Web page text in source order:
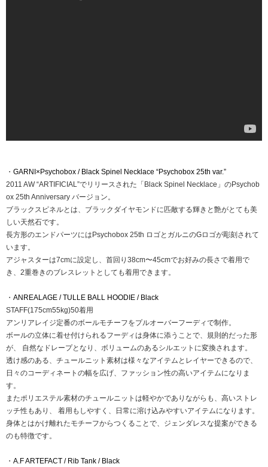
・ GARNI×Psychobox / Black Spinel Necklace “Psychobox 25th var.”
2011 AW “ARTIFICIAL”でリリースされた「Black Spinel Necklace」のPsychob
ox 25th Anniversary バージョン。
ブラックスピネルとは、ブラックダイヤモンドに匹敵する輝きと艶がとても美
しい天然石です。
長方形のエンドパーツにはPsychobox 25th ロゴとガルニのGロゴが彫刻されて
います。
アジャスターは7cmに設定し、首回り38cm〜45cmでお好みの長さで着用で
き、2重巻きのブレスレットとしても着用できます。
・ ANREALAGE / TULLE BALL HOODIE / Black
STAFF(175cm55kg)50着用
アンリアレイジ定番のボールモチーフをプルオーバーフーディで制作。
ボールの立体に着せ付けられるフーディは身体に添うことで、規則的だった形
が、 自然なドレープとなり、ボリュームのあるシルエットに変換されます。
透け感のある、チュールニット素材は様々なアイテムとレイヤーできるので、
日々のコーディネートの幅を広げ、ファッション性の高いアイテムになりま
す。
またポリエステル素材のチュールニットは軽やかでありながらも、高いストレ
ッチ性もあり、 着用もしやすく、日常に溶け込みやすいアイテムになります。
身体とはかけ離れたモチーフからつくることで、ジェンダレスな提案ができる
のも特徴です。
・ A.F ARTEFACT / Rib Tank / Black